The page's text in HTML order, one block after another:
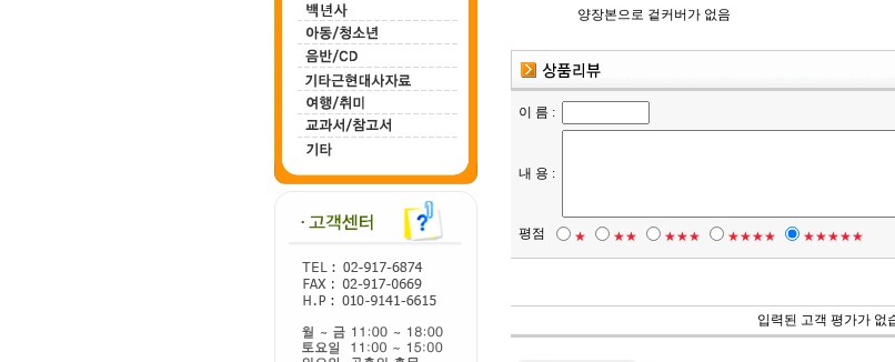
양장본으로 겉커버가 없음
이 름 :
내 용 :
평점 ★ ★★ ★★★ ★★★★ ★★★★★
입력된 고객 평가가 없